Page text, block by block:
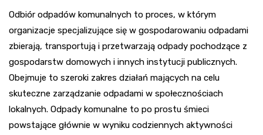
Odbiór odpadów komunalnych to proces, w którym
organizacje specjalizujące się w gospodarowaniu odpadami
zbierają, transportują i przetwarzają odpady pochodzące z
gospodarstw domowych i innych instytucji publicznych.
Obejmuje to szeroki zakres działań mających na celu
skuteczne zarządzanie odpadami w społecznościach
lokalnych. Odpady komunalne to po prostu śmieci
powstające głównie w wyniku codziennych aktywności